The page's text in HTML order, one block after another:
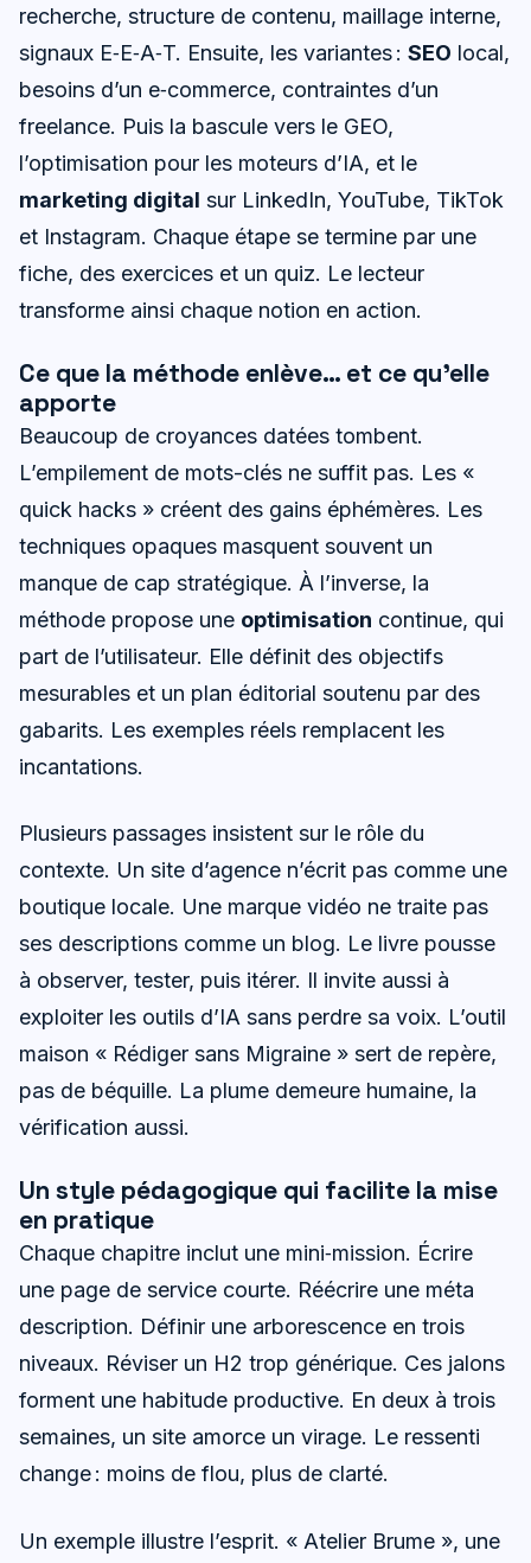
recherche, structure de contenu, maillage interne,
signaux E‑E‑A‑T. Ensuite, les variantes : SEO local,
besoins d’un e‑commerce, contraintes d’un
freelance. Puis la bascule vers le GEO,
l’optimisation pour les moteurs d’IA, et le
marketing digital sur LinkedIn, YouTube, TikTok
et Instagram. Chaque étape se termine par une
fiche, des exercices et un quiz. Le lecteur
transforme ainsi chaque notion en action.
Ce que la méthode enlève… et ce qu’elle
apporte
Beaucoup de croyances datées tombent.
L’empilement de mots-clés ne suffit pas. Les «
quick hacks » créent des gains éphémères. Les
techniques opaques masquent souvent un
manque de cap stratégique. À l’inverse, la
méthode propose une optimisation continue, qui
part de l’utilisateur. Elle définit des objectifs
mesurables et un plan éditorial soutenu par des
gabarits. Les exemples réels remplacent les
incantations.
Plusieurs passages insistent sur le rôle du
contexte. Un site d’agence n’écrit pas comme une
boutique locale. Une marque vidéo ne traite pas
ses descriptions comme un blog. Le livre pousse
à observer, tester, puis itérer. Il invite aussi à
exploiter les outils d’IA sans perdre sa voix. L’outil
maison « Rédiger sans Migraine » sert de repère,
pas de béquille. La plume demeure humaine, la
vérification aussi.
Un style pédagogique qui facilite la mise
en pratique
Chaque chapitre inclut une mini‑mission. Écrire
une page de service courte. Réécrire une méta
description. Définir une arborescence en trois
niveaux. Réviser un H2 trop générique. Ces jalons
forment une habitude productive. En deux à trois
semaines, un site amorce un virage. Le ressenti
change : moins de flou, plus de clarté.
Un exemple illustre l’esprit. « Atelier Brume », une